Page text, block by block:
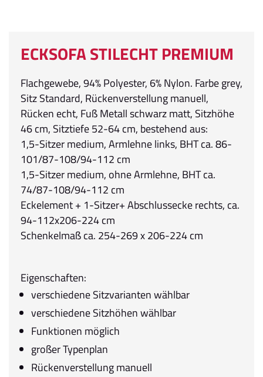
ECKSOFA STILECHT PREMIUM
Flachgewebe, 94% Polyester, 6% Nylon. Farbe grey,
Sitz Standard, Rückenverstellung manuell,
Rücken echt, Fuß Metall schwarz matt, Sitzhöhe
46 cm, Sitztiefe 52-64 cm, bestehend aus:
1,5-Sitzer medium, Armlehne links, BHT ca. 86-
101/87-108/94-112 cm
1,5-Sitzer medium, ohne Armlehne, BHT ca.
74/87-108/94-112 cm
Eckelement + 1-Sitzer+ Abschlussecke rechts, ca.
94-112x206-224 cm
Schenkelmaß ca. 254-269 x 206-224 cm
Eigenschaften:
verschiedene Sitzvarianten wählbar
verschiedene Sitzhöhen wählbar
Funktionen möglich
großer Typenplan
Rückenverstellung manuell